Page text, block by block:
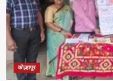
टॉक
संपन्न
कोल्हापूर